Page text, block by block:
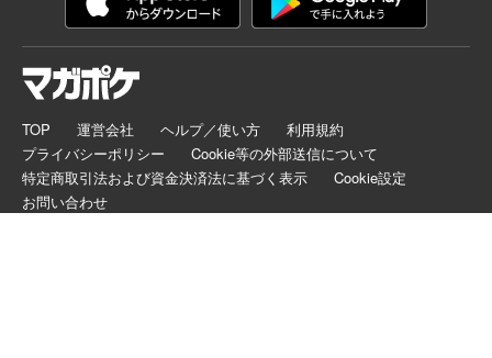
TOP 運営会社 ヘルプ／使い方
利用規約
プライバシーポリシー
Cookie等の外部送信について
特定商取引法および資金決済法に基づく表示
Cookie設定
お問い合わせ